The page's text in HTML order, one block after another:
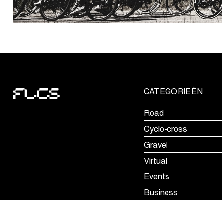
CATEGORIEËN
Road
Cyclo-cross
Gravel
Virtual
Events
Business